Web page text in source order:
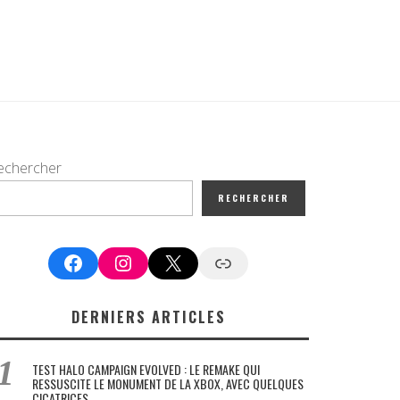
RECHERCHER
FacebookInstagram
X Google News
DERNIERS ARTICLES
TEST HALO CAMPAIGN EVOLVED : LE REMAKE QUI
RESSUSCITE LE MONUMENT DE LA XBOX, AVEC QUELQUES